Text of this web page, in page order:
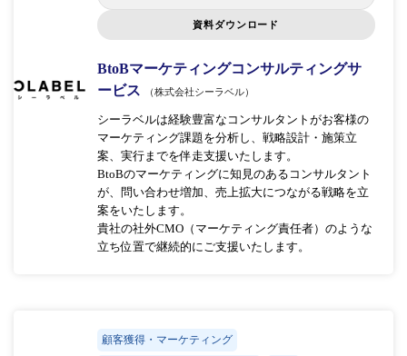
資料ダウンロード
BtoBマーケティングコンサルティングサ
ービス
（株式会社シーラベル）
シーラベルは経験豊富なコンサルタントがお客様の
マーケティング課題を分析し、戦略設計・施策立
案、実行までを伴走支援いたします。
BtoBのマーケティングに知見のあるコンサルタント
が、問い合わせ増加、売上拡大につながる戦略を立
案をいたします。
貴社の社外CMO（マーケティング責任者）のような
立ち位置で継続的にご支援いたします。
顧客獲得・マーケティング